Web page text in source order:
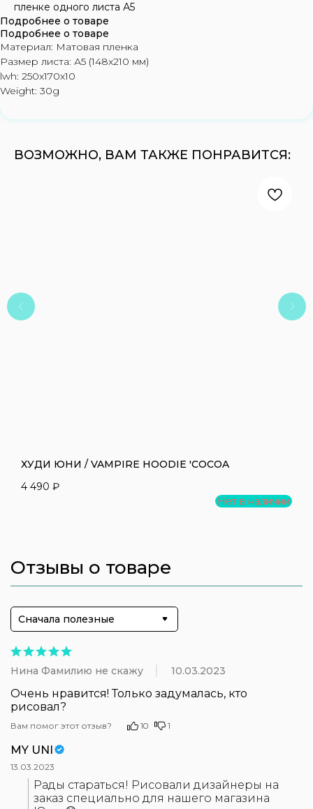
пленке одного листа А5
Подробнее о товаре
Подробнее о товаре
Материал: Матовая пленка
Размер листа: А5 (148x210 мм)
lwh: 250x170x10
Weight: 30g
ВОЗМОЖНО, ВАМ ТАКЖЕ ПОНРАВИТСЯ:
ХУДИ ЮНИ / VAMPIRE HOODIE 'COCOA
4 490 ₽
Нет в наличии
Отзывы о товаре
Сначала полезные
Нина Фамилию не скажу 10.03.2023
Очень нравится! Только задумалась, кто
рисовал?
Вам помог этот отзыв? 10 1
MY UNI
13.03.2023
Рады стараться! Рисовали дизайнеры на
заказ специально для нашего магазина